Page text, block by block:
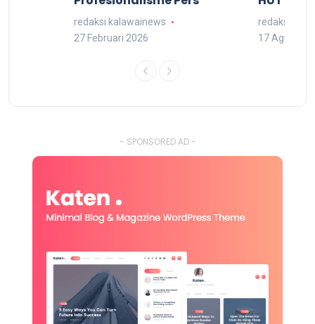
redaksi kalawainews
27 Februari 2026
redaksi
17 Agustus
- SPONSORED AD -